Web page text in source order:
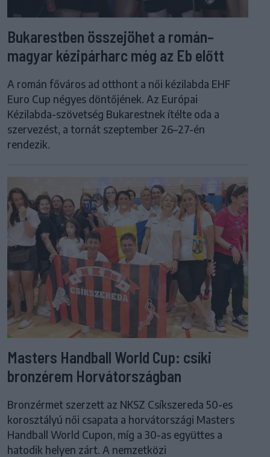
Bukarestben összejöhet a román–
magyar kézipárharc még az Eb előtt
A román főváros ad otthont a női kézilabda EHF
Euro Cup négyes döntőjének. Az Európai
Kézilabda-szövetség Bukarestnek ítélte oda a
szervezést, a tornát szeptember 26–27-én
rendezik.
Masters Handball World Cup: csíki
bronzérem Horvátországban
Bronzérmet szerzett az NKSZ Csíkszereda 50-es
korosztályú női csapata a horvátországi Masters
Handball World Cupon, míg a 30-as együttes a
hatodik helyen zárt. A nemzetközi